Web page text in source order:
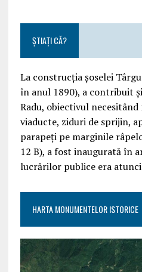
ȘTIAȚI CĂ?
La construcția șoselei
în anul 1890), a contribuit
Radu, obiectivul
viaducte, ziduri de sprijin,
parapeți pe marginile
12 B), a fost inaugurată în
lucrărilor publice era atunci
HARTA MONUMENTELOR ISTORICE